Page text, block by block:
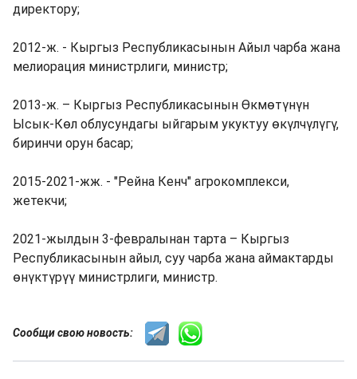
директору;
2012-ж. - Кыргыз Республикасынын Айыл чарба жана
мелиорация министрлиги, министр;
2013-ж. – Кыргыз Республикасынын Өкмөтүнүн
Ысык-Көл облусундагы ыйгарым укуктуу өкүлчүлүгү,
биринчи орун басар;
2015-2021-жж. - "Рейна Кенч" агрокомплекси,
жетекчи;
2021-жылдын 3-февралынан тарта – Кыргыз
Республикасынын айыл, суу чарба жана аймактарды
өнүктүрүү министрлиги, министр.
Сообщи свою новость: